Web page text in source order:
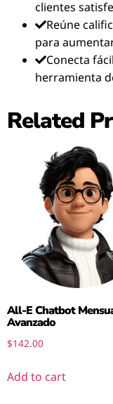
clientes
Reúne
para
Conecta
herramienta
Related
All-E Chatbot
Avanzado
$142.00
Add to cart